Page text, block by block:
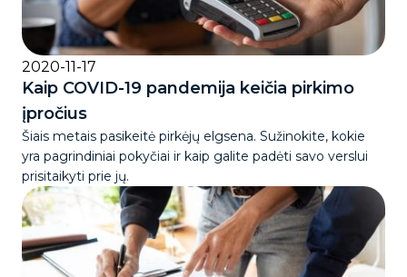
2020-11-17
Kaip COVID-19 pandemija keičia pirkimo
įpročius
Šiais metais pasikeitė pirkėjų elgsena. Sužinokite, kokie
yra pagrindiniai pokyčiai ir kaip galite padėti savo verslui
prisitaikyti prie jų.